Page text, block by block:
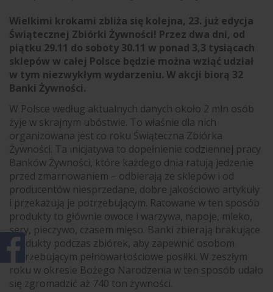
Wielkimi krokami zbliża się kolejna, 23. już edycja
Świątecznej Zbiórki Żywności! Przez dwa dni, od
piątku 29.11 do soboty 30.11 w ponad 3,3 tysiącach
sklepów w całej Polsce będzie można wziąć udział
w tym niezwykłym wydarzeniu. W akcji biorą 32
Banki Żywności.
W Polsce według aktualnych danych około 2 mln osób
żyje w skrajnym ubóstwie. To właśnie dla nich
organizowana jest co roku Świąteczna Zbiórka
Żywności. Ta inicjatywa to dopełnienie codziennej pracy
Banków Żywności, które każdego dnia ratują jedzenie
przed zmarnowaniem – odbierają ze sklepów i od
producentów niesprzedane, dobre jakościowo artykuły
i przekazują je potrzebującym. Ratowane w ten sposób
produkty to głównie owoce i warzywa, napoje, mleko,
sery, pieczywo, czasem mięso. Banki zbierają brakujące
produkty podczas zbiórek, aby zapewnić osobom
potrzebującym pełnowartościowe posiłki. W zeszłym
roku w okresie Bożego Narodzenia w ten sposób udało
się zgromadzić aż 740 ton żywności.